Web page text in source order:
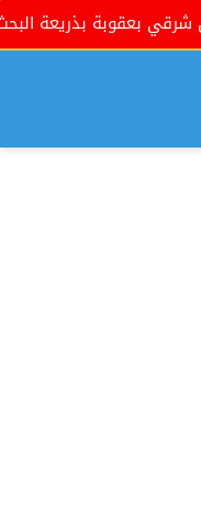
بذريعة البحث عن